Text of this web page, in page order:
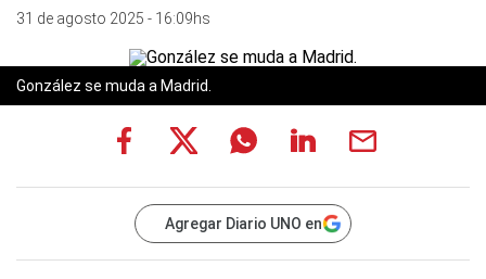
31 de agosto 2025 - 16:09hs
González se muda a Madrid.
Agregar Diario UNO en